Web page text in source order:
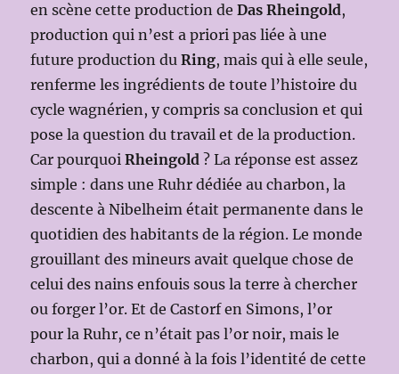
en scène cette production deDas Rheingold,
production qui n’est a priori pas liée à une
future production duRing, mais qui à elle seule,
renferme les ingrédients de toute l’histoire du
cycle wagnérien, y compris sa conclusion et qui
pose la question du travail et de la production.
Car pourquoiRheingold ? La réponse est assez
simple : dans une Ruhr dédiée au charbon, la
descente à Nibelheim était permanente dans le
quotidien des habitants de la région. Le monde
grouillant des mineurs avait quelque chose de
celui des nains enfouis sous la terre à chercher
ou forger l’or. Et de Castorf en Simons, l’or
pour la Ruhr, ce n’était pas l’or noir, mais le
charbon, qui a donné à la fois l’identité de cette